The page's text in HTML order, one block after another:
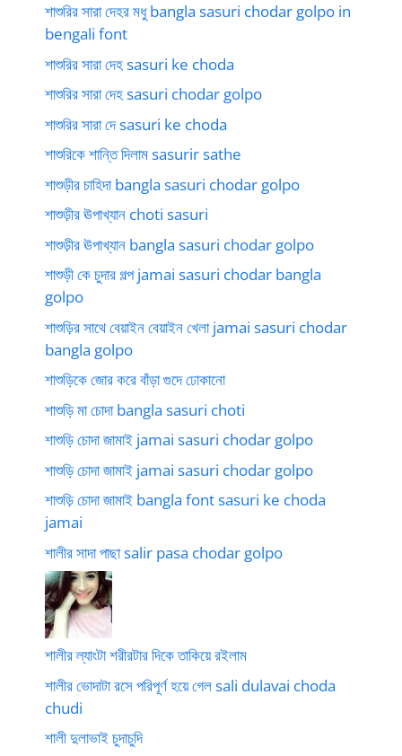
শাশুরির সারা দেহর মধু bangla sasuri chodar golpo in
bengali font
শাশুরির সারা দেহ sasuri ke choda
শাশুরির সারা দেহ sasuri chodar golpo
শাশুরির সারা দে sasuri ke choda
শাশুরিকে শান্তি দিলাম sasurir sathe
শাশুড়ীর চাহিদা bangla sasuri chodar golpo
শাশুড়ীর ঊপাখ্যান choti sasuri
শাশুড়ীর ঊপাখ্যান bangla sasuri chodar golpo
শাশুড়ী কে চুদার গল্প jamai sasuri chodar bangla
golpo
শাশুড়ির সাথে বেয়াইন বেয়াইন খেলা jamai sasuri chodar
bangla golpo
শাশুড়িকে জোর করে বাঁড়া গুদে ঢোকানো
শাশুড়ি মা চোদা bangla sasuri choti
শাশুড়ি চোদা জামাই jamai sasuri chodar golpo
শাশুড়ি চোদা জামাই jamai sasuri chodar golpo
শাশুড়ি চোদা জামাই bangla font sasuri ke choda
jamai
শালীর সাদা পাছা salir pasa chodar golpo
শালীর ল্যাংটা শরীরটার দিকে তাকিয়ে রইলাম
শালীর ভোদাটা রসে পরিপূর্ণ হয়ে গেল sali dulavai choda
chudi
শালী দুলাভাই চুদাচুদি